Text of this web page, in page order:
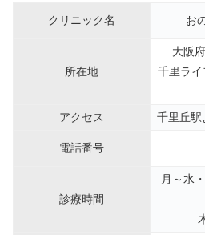
クリニック名 お
所在地
大阪
千里ラ
アクセス
千里丘駅
電話番号
診療時間
月～水